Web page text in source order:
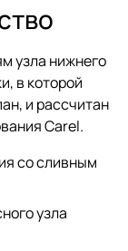
узла нижнего
в которой
и рассчитан
Carel.
со сливным
узла